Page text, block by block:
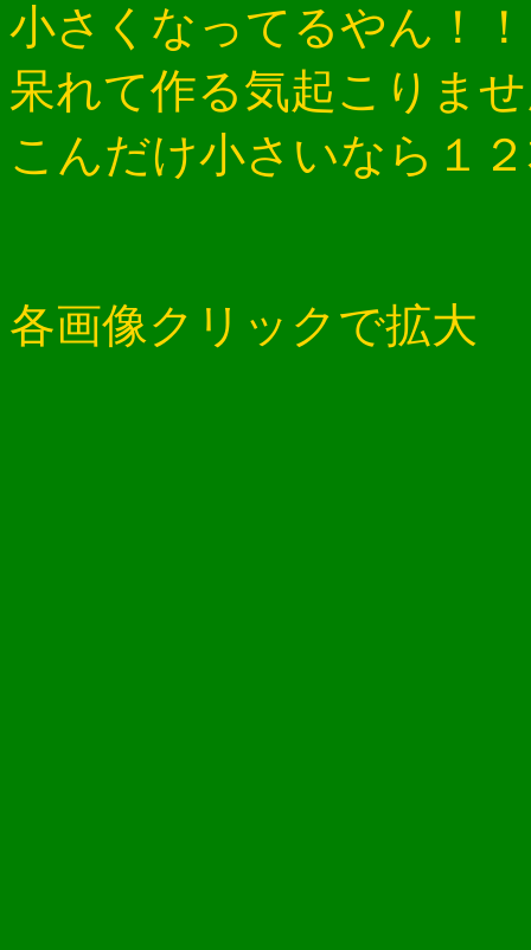
小さくなってるやん！
呆れて作る気起こりま
こんだけ小さいなら１
各画像クリックで拡大